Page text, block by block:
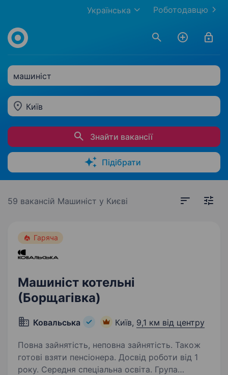
Роботодавцю
Українська
машиніст
Київ
Знайти вакансії
Підібрати
59 вакансій Машиніст у Києві
Гаряча
Машиніст котельні
(Борщагівка)
Ковальська Київ, 9,1 км від центру
Повна зайнятість, неповна зайнятість. Також
готові взяти пенсіонера. Досвід роботи від 1
року. Середня спеціальна освіта. Група